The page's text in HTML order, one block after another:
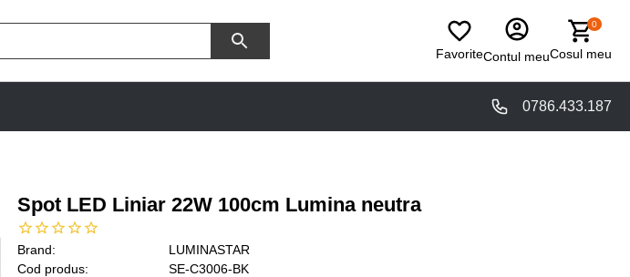
FavoriteContul meu
0
Cosul meu
0786.433.187
Spot LED Liniar 22W 100cm Lumina neutra
Brand:
LUMINASTAR
Cod produs:
SE-C3006-BK